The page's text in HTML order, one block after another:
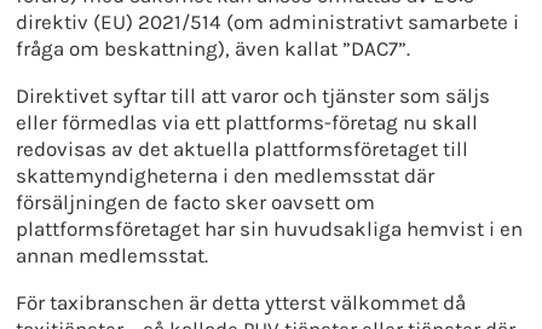
direktiv (EU) 2021/514 (om administrativt samarbete i
fråga om beskattning), även kallat ”DAC7”.
Direktivet syftar till att varor och tjänster som säljs
eller förmedlas via ett plattforms-företag nu skall
redovisas av det aktuella plattformsföretaget till
skattemyndigheterna i den medlemsstat där
försäljningen de facto sker oavsett om
plattformsföretaget har sin huvudsakliga hemvist i en
annan medlemsstat.
För taxibranschen är detta ytterst välkommet då